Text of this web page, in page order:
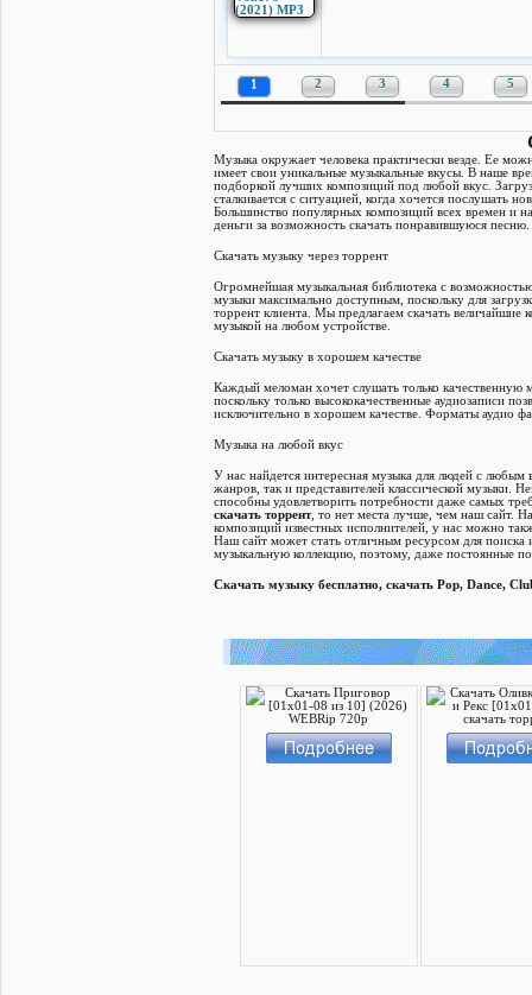
1 2 3 4 5
Музыка окружает человека практически везде. Ее
имеет свои уникальные музыкальные вкусы. В наше
подборкой лучших композиций под любой вкус.
сталкивается с ситуацией, когда хочется послушать
Большинство популярных композиций всех времен и
деньги за возможность скачать понравившуюся песню.
Скачать музыку через торрент
Огромнейшая музыкальная библиотека с
музыки максимально доступным, поскольку для
торрент клиента. Мы предлагаем скачать величайшие
музыкой на любом устройстве.
Скачать музыку в хорошем качестве
Каждый меломан хочет слушать только качественную
поскольку только высококачественные аудиозаписи
исключительно в хорошем качестве. Форматы аудио
Музыка на любой вкус
У нас найдется интересная музыка для людей с
жанров, так и представителей классической музыки.
способны удовлетворить потребности даже самых
скачать торрент, то нет места лучше, чем наш сайт.
композиций известных исполнителей, у нас можно
Наш сайт может стать отличным ресурсом для
музыкальную коллекцию, поэтому, даже постоянные
Скачать музыку бесплатно, скачать Pop, Dance,